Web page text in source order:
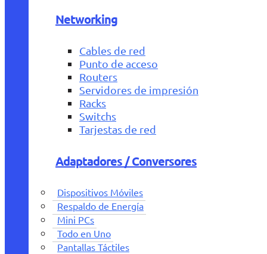
Networking
Cables de red
Punto de acceso
Routers
Servidores de impresión
Racks
Switchs
Tarjestas de red
Adaptadores / Conversores
Dispositivos Móviles
Respaldo de Energía
Mini PCs
Todo en Uno
Pantallas Táctiles